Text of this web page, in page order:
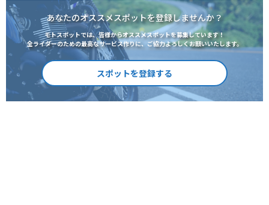
あなたのオススメスポットを登録しませんか？
モトスポットでは、皆様からオススメスポットを募集しています！
全ライダーのための最高なサービス作りに、ご協力よろしくお願いいたします。
スポットを登録する